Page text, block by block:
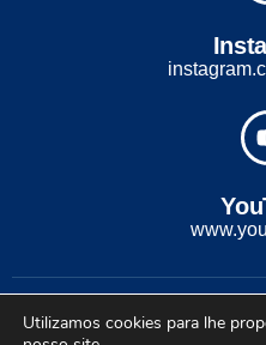
Conexão
Utilizamos cookies para lhe